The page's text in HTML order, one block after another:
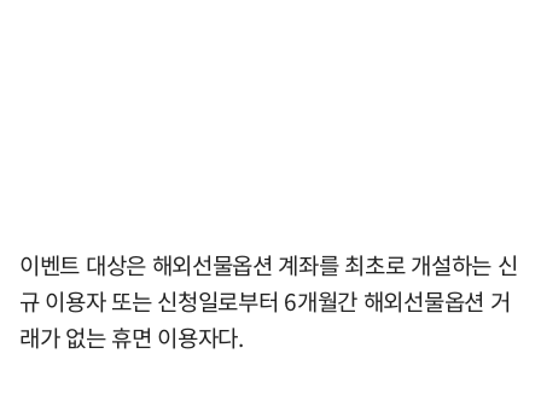
이벤트 대상은 해외선물옵션 계좌를 최초로 개설하는 신
규 이용자 또는 신청일로부터 6개월간 해외선물옵션 거
래가 없는 휴면 이용자다.